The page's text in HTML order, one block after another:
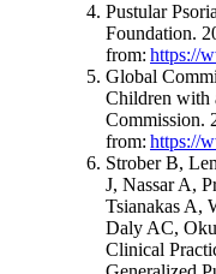
Pustular
Foundation.
from: https://
Global
Children with
Commission.
from: https://
Strober B,
J, Nassar A,
Tsianakas A,
Daly AC,
Clinical